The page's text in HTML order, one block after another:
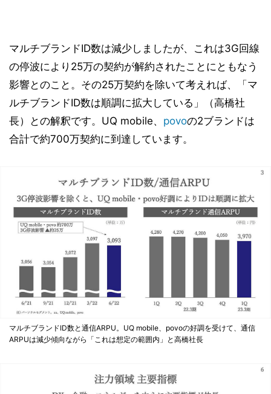
マルチブランドID数は減少しましたが、これは3G回線
の停波により25万の契約が解約されたことにともなう
影響とのこと。その25万契約を除いて考えれば、「マ
ルチブランドID数は順調に拡大している」（高橋社
長）との解釈です。UQ mobile、 povoの2ブランドは
合計で約700万契約に到達しています。
マルチブランドID数と通信ARPU。UQ mobile、povoの好調を受けて、通信
ARPUは減少傾向ながら「これは想定の範囲内」と高橋社長